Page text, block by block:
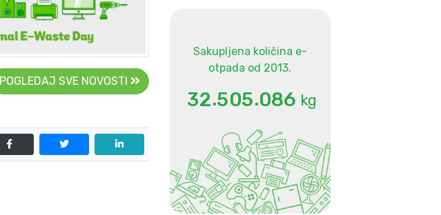
POGLEDAJ SVE NOVOSTI
Sakupljena količina e-
otpada od 2013.
32.505.086 kg